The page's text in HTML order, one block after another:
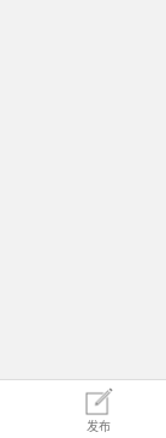
发布